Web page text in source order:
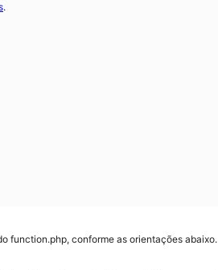
.
function.php, conforme as orientações abaixo.